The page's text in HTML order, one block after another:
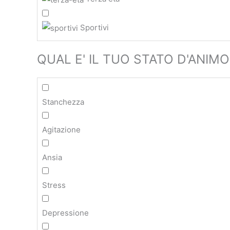
Sportivi
QUAL E' IL TUO STATO
Stanchezza
Agitazione
Ansia
Stress
Depressione